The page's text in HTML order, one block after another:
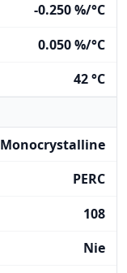
-0.250 %/°C
0.050 %/°C
42 °C
Monocrystalline
PERC
108
Nie